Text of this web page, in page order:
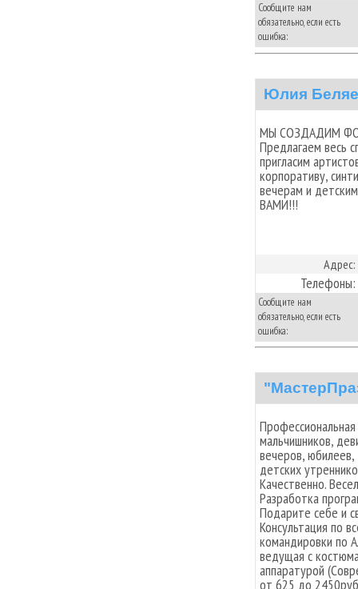
Сообщите нам
обязательно, если есть
ошибка:
Юлия
МЫ СОЗДАДИМ
Предлагаем весь
пригласим
корпоративу,
вечерам и
ВАМИ!!!
Адрес:
Телефоны:
Сообщите нам
обязательно, если есть
ошибка:
мальчишников,
вечеров, юбилеев,
детских
Качественно.
Разработка
Подарите себе и
Консультация по
командировки по
ведущая с
аппаратурой
от 625 до